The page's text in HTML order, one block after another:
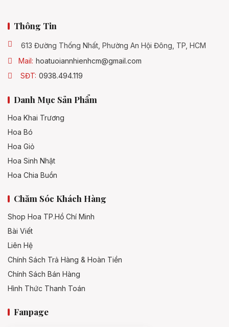
Thông Tin
613 Đường Thống Nhất, Phường An Hội Đông, TP, HCM
Mail: hoatuoiannhienhcm@gmail.com
SĐT: 0938.494.119
Danh Mục Sản Phẩm
Hoa Khai Trương
Hoa Bó
Hoa Giỏ
Hoa Sinh Nhật
Hoa Chia Buồn
Chăm Sóc Khách Hàng
Shop Hoa TP.Hồ Chí Minh
Bài Viết
Liên Hệ
Chính Sách Trả Hàng & Hoàn Tiền
Chính Sách Bán Hàng
Hình Thức Thanh Toán
Fanpage